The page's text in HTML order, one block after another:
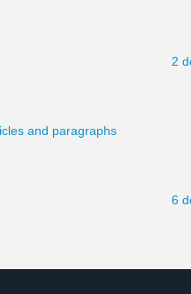
2
and paragraphs
6